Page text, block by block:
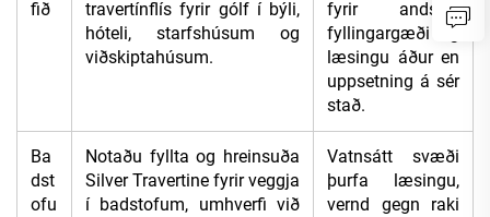
fið
travertínflís fyrir gólf í býli,
hóteli, starfshúsum og
viðskiptahúsum.
fyrir andslip,
fyllingargæði og
læsingu áður en
uppsetning á sér
stað.
Ba
dst
ofu
Notaðu fyllta og hreinsuða
Silver Travertine fyrir veggja
í badstofum, umhverfi við
Vatnsátt svæði
þurfa læsingu,
vernd gegn raki